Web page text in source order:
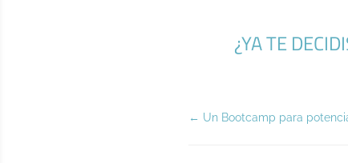
¿YA TE
← Un Bootcamp para